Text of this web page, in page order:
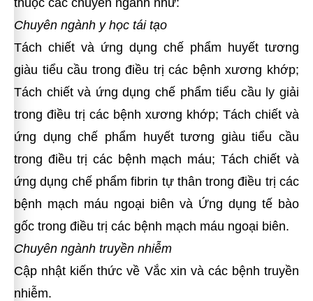
thuộc các chuyên ngành như:
Chuyên ngành y học tái tạo
Tách chiết và ứng dụng chế phẩm huyết tương
giàu tiểu cầu trong điều trị các bệnh xương khớp;
Tách chiết và ứng dụng chế phẩm tiểu cầu ly giải
trong điều trị các bệnh xương khớp; Tách chiết và
ứng dụng chế phẩm huyết tương giàu tiểu cầu
trong điều trị các bệnh mạch máu; Tách chiết và
ứng dụng chế phẩm fibrin tự thân trong điều trị các
bệnh mạch máu ngoại biên và Ứng dụng tế bào
gốc trong điều trị các bệnh mạch máu ngoại biên.
Chuyên ngành truyền nhiễm
Cập nhật kiến thức về Vắc xin và các bệnh truyền
nhiễm.